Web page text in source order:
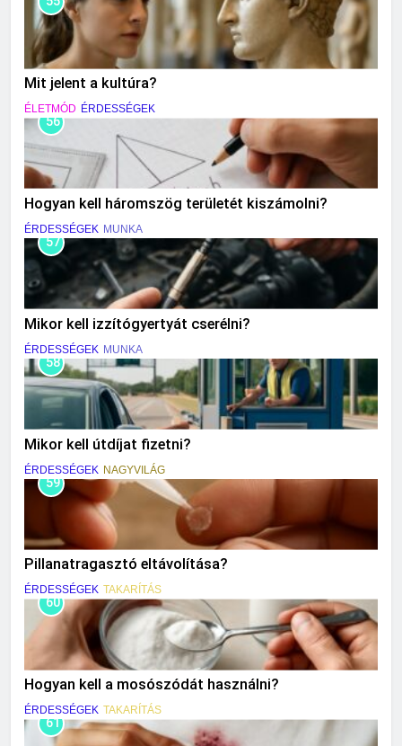
Mit jelent a kultúra?
ÉLETMÓD ÉRDESSÉGEK
56
Hogyan kell háromszög területét kiszámolni?
ÉRDESSÉGEK MUNKA
57
Mikor kell izzítógyertyát cserélni?
ÉRDESSÉGEK MUNKA
58
Mikor kell útdíjat fizetni?
ÉRDESSÉGEK NAGYVILÁG
59
Pillanatragasztó eltávolítása?
ÉRDESSÉGEK TAKARÍTÁS
60
Hogyan kell a mosószódát használni?
ÉRDESSÉGEK TAKARÍTÁS
61